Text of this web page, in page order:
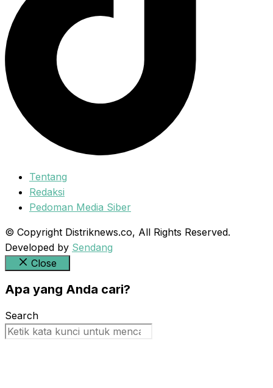
Tentang
Redaksi
Pedoman Media Siber
© Copyright Distriknews.co, All Rights Reserved.
Developed by Sendang
Close
Apa yang Anda cari?
Search